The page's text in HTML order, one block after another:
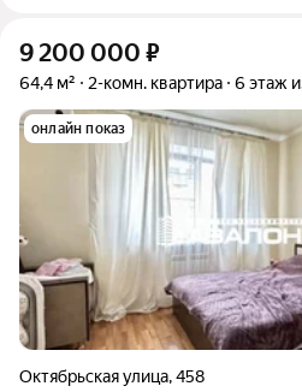
9 200 000 ₽
64,4 м² 2-комн. квартира 6 этаж
онлайн показ
Октябрьская улица,458